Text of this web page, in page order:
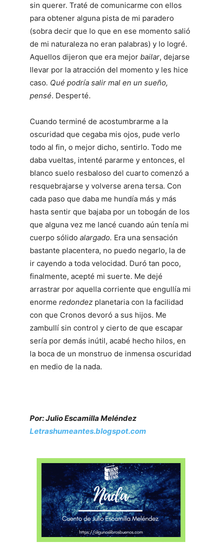
sin querer. Traté de comunicarme con ellos
para obtener alguna pista de mi paradero
(sobra decir que lo que en ese momento salió
de mi naturaleza no eran palabras) y lo logré.
Aquellos dijeron que era mejor bailar, dejarse
llevar por la atracción del momento y les hice
caso. Qué podría salir mal en un sueño,
pensé. Desperté.
Cuando terminé de acostumbrarme a la
oscuridad que cegaba mis ojos, pude verlo
todo al fin, o mejor dicho, sentirlo. Todo me
daba vueltas, intenté pararme y entonces, el
blanco suelo resbaloso del cuarto comenzó a
resquebrajarse y volverse arena tersa. Con
cada paso que daba me hundía más y más
hasta sentir que bajaba por un tobogán de los
que alguna vez me lancé cuando aún tenía mi
cuerpo sólido alargado. Era una sensación
bastante placentera, no puedo negarlo, la de
ir cayendo a toda velocidad. Duró tan poco,
finalmente, acepté mi suerte. Me dejé
arrastrar por aquella corriente que engullía mi
enorme redondez planetaria con la facilidad
con que Cronos devoró a sus hijos. Me
zambullí sin control y cierto de que escapar
sería por demás inútil, acabé hecho hilos, en
la boca de un monstruo de inmensa oscuridad
en medio de la nada.
Por: Julio Escamilla Meléndez
Letrashumeantes.blogspot.com